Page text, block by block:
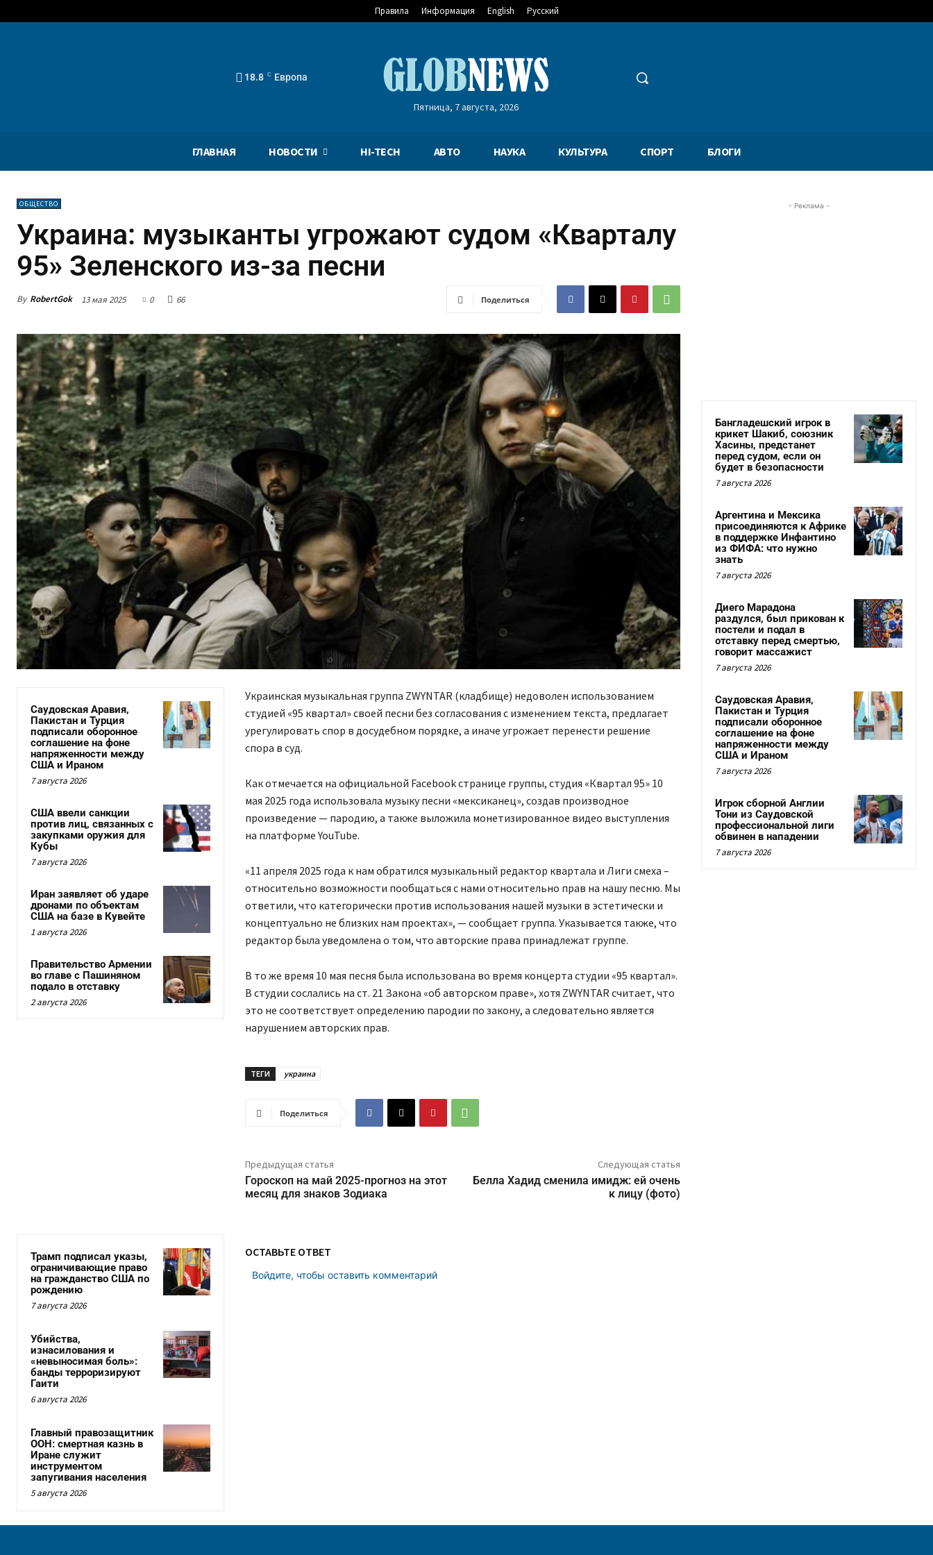
Правила Информация English Русский
18.8 C Европа
Пятница, 7 августа, 2026
ГЛАВНАЯ НОВОСТИ HI-TECH АВТО НАУКА КУЛЬТУРА СПОРТ БЛОГИ
ОБЩЕСТВО
Украина: музыканты угрожают судом «Кварталу
95» Зеленского из-за песни
By RobertGok 13 мая 2025 0 66 Поделиться
Саудовская Аравия,
Пакистан и Турция
подписали оборонное
соглашение на фоне
напряженности между
США и Ираном
7 августа 2026
США ввели санкции
против лиц, связанных с
закупками оружия для
Кубы
7 августа 2026
Иран заявляет об ударе
дронами по объектам
США на базе в Кувейте
1 августа 2026
Правительство Армении
во главе с Пашиняном
подало в отставку
2 августа 2026
Украинская музыкальная группа ZWYNTAR (кладбище) недоволен использованием
студией «95 квартал» своей песни без согласования с изменением текста, предлагает
урегулировать спор в досудебном порядке, а иначе угрожает перенести решение
спора в суд.
Как отмечается на официальной Facebook странице группы, студия «Квартал 95» 10
мая 2025 года использовала музыку песни «мексиканец», создав производное
произведение — пародию, а также выложила монетизированное видео выступления
на платформе YouTube.
«11 апреля 2025 года к нам обратился музыкальный редактор квартала и Лиги смеха –
относительно возможности пообщаться с нами относительно прав на нашу песню. Мы
ответили, что категорически против использования нашей музыки в эстетически и
концептуально не близких нам проектах», — сообщает группа. Указывается также, что
редактор была уведомлена о том, что авторские права принадлежат группе.
В то же время 10 мая песня была использована во время концерта студии «95 квартал».
В студии сослались на ст. 21 Закона «об авторском праве», хотя ZWYNTAR считает, что
это не соответствует определению пародии по закону, а следовательно является
нарушением авторских прав.
ТЕГИ украина
Поделиться
Предыдущая статья
Гороскоп на май 2025-прогноз на этот
месяц для знаков Зодиака
Следующая статья
Белла Хадид сменила имидж: ей очень
к лицу (фото)
Трамп подписал указы,
ограничивающие право
на гражданство США по
рождению
7 августа 2026
Убийства,
изнасилования и
«невыносимая боль»:
банды терроризируют
Гаити
6 августа 2026
Главный правозащитник
ООН: смертная казнь в
Иране служит
инструментом
запугивания населения
5 августа 2026
ОСТАВЬТЕ ОТВЕТ
Войдите, чтобы оставить комментарий
- Реклама -
Бангладешский игрок в
крикет Шакиб, союзник
Хасины, предстанет
перед судом, если он
будет в безопасности
7 августа 2026
Аргентина и Мексика
присоединяются к Африке
в поддержке Инфантино
из ФИФА: что нужно
знать
7 августа 2026
Диего Марадона
раздулся, был прикован к
постели и подал в
отставку перед смертью,
говорит массажист
7 августа 2026
Саудовская Аравия,
Пакистан и Турция
подписали оборонное
соглашение на фоне
напряженности между
США и Ираном
7 августа 2026
Игрок сборной Англии
Тони из Саудовской
профессиональной лиги
обвинен в нападении
7 августа 2026